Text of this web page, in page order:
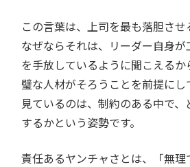
この言葉は、上司を最も落胆させ
なぜならそれは、リーダー自身
を手放しているように聞こえる
璧な人材がそろうことを前提に
見ているのは、制約のある中で、
するかという姿勢です。
責任あるヤンチャさとは、「無